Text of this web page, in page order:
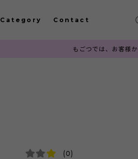
Category Contact
もごつでは、お客様から注文確
(0)